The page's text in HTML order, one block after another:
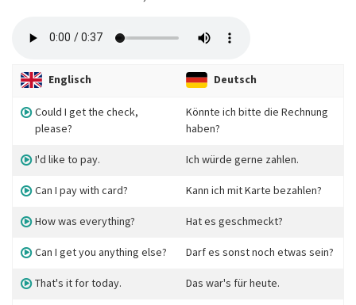
Englisch Deutsch
Could I get the check,
please?
Könnte ich bitte die Rechnung
haben?
I'd like to pay. Ich würde gerne zahlen.
Can I pay with card? Kann ich mit Karte bezahlen?
How was everything? Hat es geschmeckt?
Can I get you anything else? Darf es sonst noch etwas sein?
That's it for today. Das war's für heute.